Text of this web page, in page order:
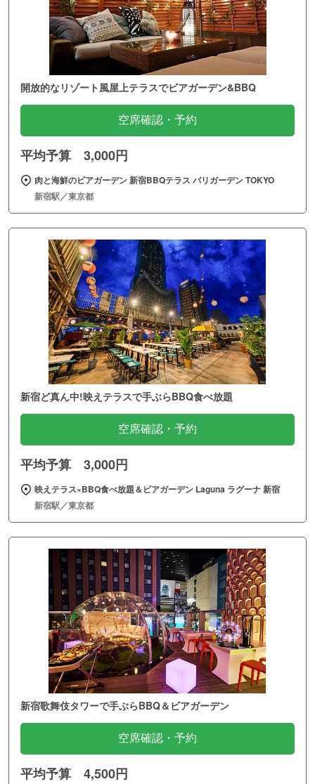
開放的なリゾート風屋上テラスでビアガーデン&BBQ
空席確認・予約
平均予算 3,000円
肉と海鮮のビアガーデン 新宿BBQテラス バリガーデン TOKYO
新宿駅／東京都
新宿ど真ん中!映えテラスで手ぶらBBQ食べ放題
空席確認・予約
平均予算 3,000円
映えテラス×BBQ食べ放題＆ビアガーデン Laguna ラグーナ 新宿
新宿駅／東京都
新宿歌舞伎タワーで手ぶらBBQ＆ビアガーデン
空席確認・予約
平均予算 4,500円